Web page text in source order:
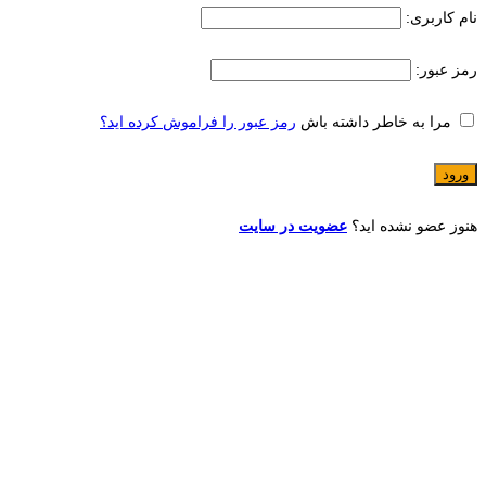
نام کاربری:
رمز عبور:
مرا به خاطر داشته باش رمز عبور را فراموش کرده اید؟
هنوز عضو نشده اید؟ عضویت در سایت